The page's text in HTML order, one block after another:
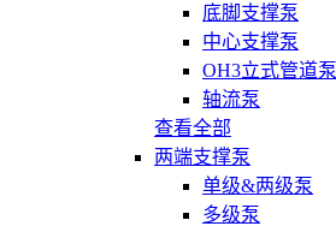
底脚支撑泵
中心支撑泵
OH3立式管道泵
轴流泵
查看全部
两端支撑泵
单级&两级泵
多级泵